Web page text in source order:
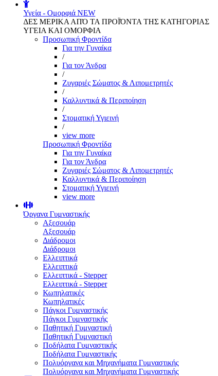
Υγεία - Ομορφιά NEW
ΔΕΣ ΜΕΡΙΚΑ ΑΠΌ ΤΑ ΠΡΟΪΌΝΤΑ ΤΗΣ ΚΑΤΗΓΟΡΙΑΣ
ΥΓΕΙΑ ΚΑΙ ΟΜΟΡΦΙΑ
Προσωπική Φροντίδα
Για την Γυναίκα
/
Για τον Άνδρα
/
Ζυγαριές Σώματος & Λιπομετρητές
/
Καλλυντικά & Περιποίηση
/
Στοματική Υγιεινή
/
view more
Προσωπική Φροντίδα
Για την Γυναίκα
Για τον Άνδρα
Ζυγαριές Σώματος & Λιπομετρητές
Καλλυντικά & Περιποίηση
Στοματική Υγιεινή
view more
Όργανα Γυμναστικής
Αξεσουάρ
Αξεσουάρ
Διάδρομοι
Διάδρομοι
Ελλειπτικά
Ελλειπτικά
Ελλειπτικά - Stepper
Ελλειπτικά - Stepper
Κωπηλατικές
Κωπηλατικές
Πάγκοι Γυμναστικής
Πάγκοι Γυμναστικής
Παθητική Γυμναστική
Παθητική Γυμναστική
Ποδήλατα Γυμναστικής
Ποδήλατα Γυμναστικής
Πολυόργανα και Μηχανήματα Γυμναστικής
Πολυόργανα και Μηχανήματα Γυμναστικής